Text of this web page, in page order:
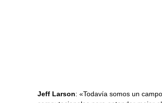
Jeff Larson: «Todavía somos un